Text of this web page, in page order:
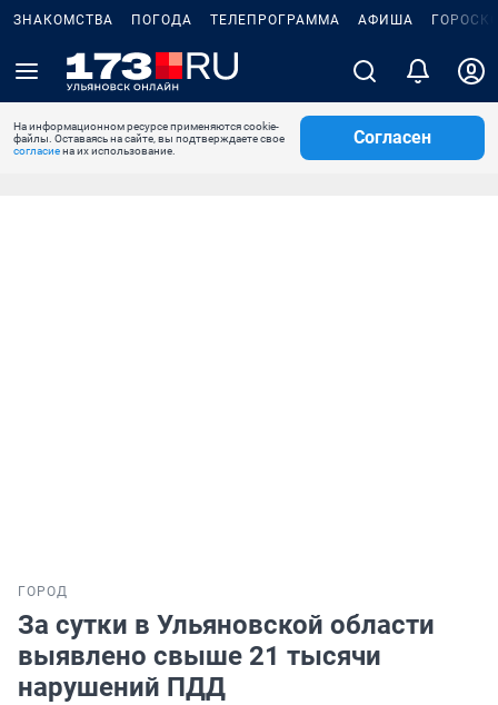
ЗНАКОМСТВА ПОГОДА ТЕЛЕПРОГРАММА АФИША
На информационном ресурсе применяются cookie-
файлы. Оставаясь на сайте, вы подтверждаете свое
согласиена их использование.
Согласен
ГОРОД
За сутки в Ульяновской области
выявлено свыше 21 тысячи
нарушений ПДД